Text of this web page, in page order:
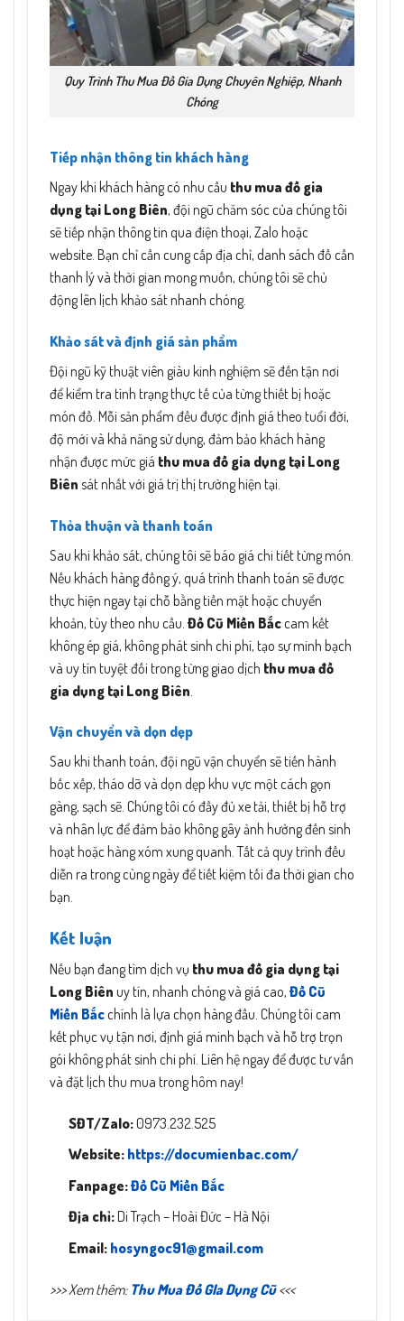
Quy Trình Thu Mua Đồ Gia Dụng Chuyên Nghiệp, Nhanh
Chóng
Tiếp nhận thông tin khách hàng
Ngay khi khách hàng có nhu cầu thu mua đồ gia
dụng tại Long Biên, đội ngũ chăm sóc của chúng tôi
sẽ tiếp nhận thông tin qua điện thoại, Zalo hoặc
website. Bạn chỉ cần cung cấp địa chỉ, danh sách đồ cần
thanh lý và thời gian mong muốn, chúng tôi sẽ chủ
động lên lịch khảo sát nhanh chóng.
Khảo sát và định giá sản phẩm
Đội ngũ kỹ thuật viên giàu kinh nghiệm sẽ đến tận nơi
để kiểm tra tình trạng thực tế của từng thiết bị hoặc
món đồ. Mỗi sản phẩm đều được định giá theo tuổi đời,
độ mới và khả năng sử dụng, đảm bảo khách hàng
nhận được mức giá thu mua đồ gia dụng tại Long
Biên sát nhất với giá trị thị trường hiện tại.
Thỏa thuận và thanh toán
Sau khi khảo sát, chúng tôi sẽ báo giá chi tiết từng món.
Nếu khách hàng đồng ý, quá trình thanh toán sẽ được
thực hiện ngay tại chỗ bằng tiền mặt hoặc chuyển
khoản, tùy theo nhu cầu. Đồ Cũ Miền Bắccam kết
không ép giá, không phát sinh chi phí, tạo sự minh bạch
và uy tín tuyệt đối trong từng giao dịch thu mua đồ
gia dụng tại Long Biên
Vận chuyển và dọn dẹp
Sau khi thanh toán, đội ngũ vận chuyển sẽ tiến hành
bốc xếp, tháo dỡ và dọn dẹp khu vực một cách gọn
gàng, sạch sẽ. Chúng tôi có đầy đủ xe tải, thiết bị hỗ trợ
và nhân lực để đảm bảo không gây ảnh hưởng đến sinh
hoạt hoặc hàng xóm xung quanh. Tất cả quy trình đều
diễn ra trong cùng ngày để tiết kiệm tối đa thời gian cho
bạn.
Kết luận
Nếu bạn đang tìm dịch vụ thu mua đồ gia dụng tại
Long Biên uy tín, nhanh chóng và giá cao, Đồ Cũ
Miền Bắcchính là lựa chọn hàng đầu. Chúng tôi cam
kết phục vụ tận nơi, định giá minh bạch và hỗ trợ trọn
gói không phát sinh chi phí. Liên hệ ngay để được tư vấn
và đặt lịch thu mua trong hôm nay!
SĐT/Zalo:0973.232.525
Website: https://documienbac.com/
Fanpage:Đồ Cũ Miền Bắc
Địa chỉ:Di Trạch – Hoài Đức – Hà Nội
Email: hosyngoc91@gmail.com
>>> Xem thêm: Thu Mua Đồ GIa Dụng Cũ <<<